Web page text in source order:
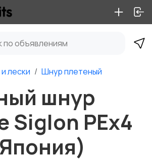
лески Шнур плетеный
шнур
Siglon PEх4